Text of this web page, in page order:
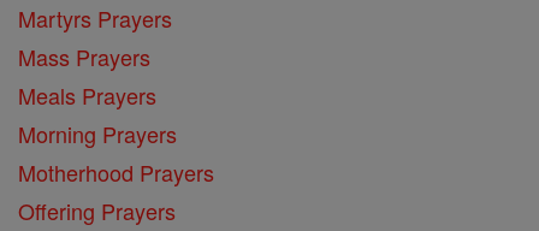
Martyrs Prayers
Mass Prayers
Meals Prayers
Morning Prayers
Motherhood Prayers
Offering Prayers